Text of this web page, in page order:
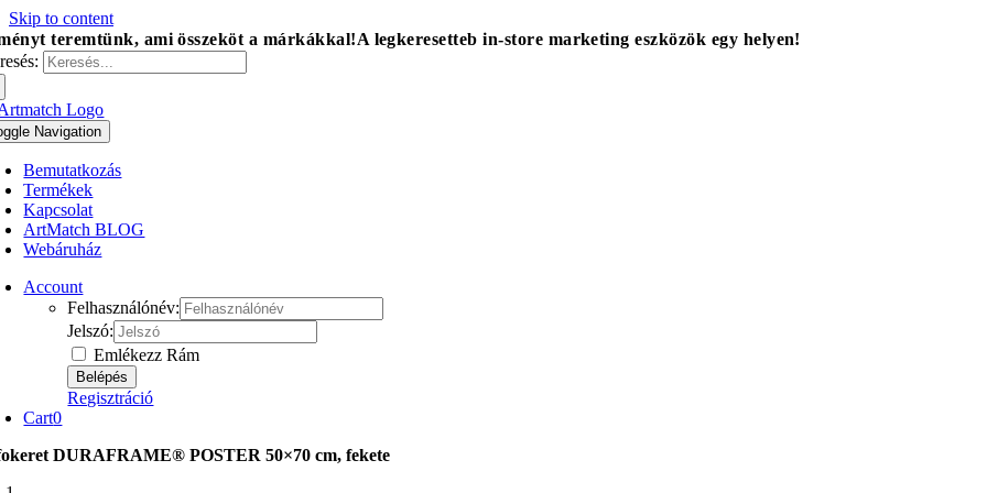
Skip to content
teremtünk, ami összeköt a márkákkal!A legkeresetteb in-store marketing eszközök egy helyen!
Navigation
Bemutatkozás
Termékek
Kapcsolat
ArtMatch BLOG
Webáruház
Account
Felhasználónév:
Jelszó:
Emlékezz Rám
Regisztráció
Cart0
DURAFRAME® POSTER 50×70 cm, fekete